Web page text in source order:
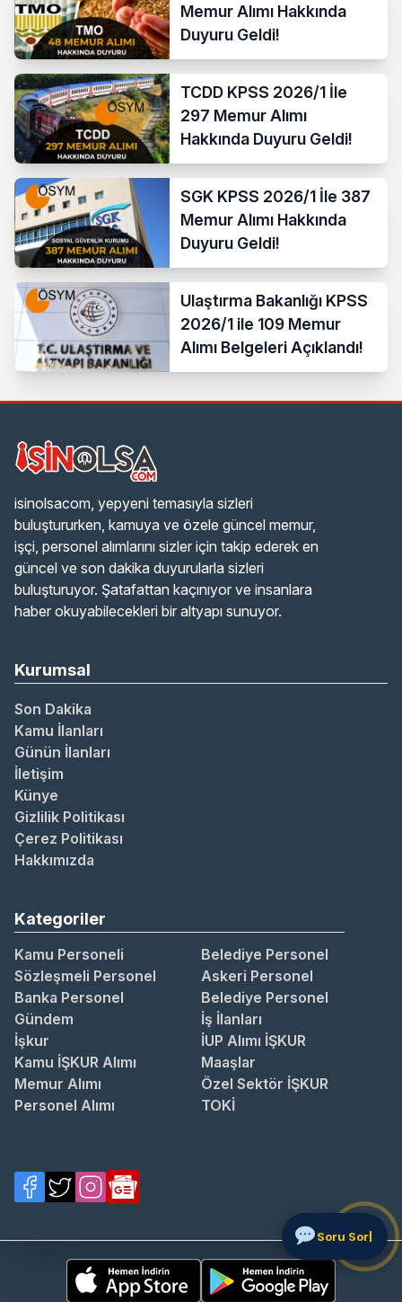
Memur Alımı Hakkında
Duyuru Geldi!
TCDD KPSS 2026/1 İle
297 Memur Alımı
Hakkında Duyuru Geldi!
SGK KPSS 2026/1 İle 387
Memur Alımı Hakkında
Duyuru Geldi!
Ulaştırma Bakanlığı KPSS
2026/1 ile 109 Memur
Alımı Belgeleri Açıklandı!
isinolsacom, yepyeni temasıyla sizleri
buluştururken, kamuya ve özele güncel memur,
işçi, personel alımlarını sizler için takip ederek en
güncel ve son dakika duyurularla sizleri
buluşturuyor. Şatafattan kaçınıyor ve insanlara
haber okuyabilecekleri bir altyapı sunuyor.
Kurumsal
Son Dakika
Kamu İlanları
Günün İlanları
İletişim
Künye
Gizlilik Politikası
Çerez Politikası
Hakkımızda
Kategoriler
Kamu Personeli
Belediye Personel
Sözleşmeli Personel
Askeri Personel
Banka Personel
Belediye Personel
Gündem
İş İlanları
İşkur
İUP Alımı İŞKUR
Kamu İŞKUR Alımı
Maaşlar
Memur Alımı
Özel Sektör İŞKUR
Personel Alımı
TOKİ